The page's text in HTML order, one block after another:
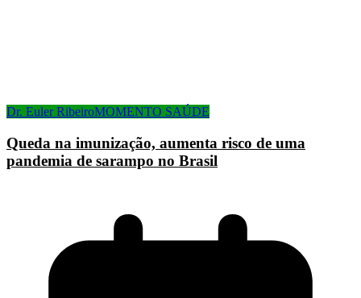
Dr. Euler RibeiroMOMENTO SAÚDE
Queda na imunização, aumenta risco de uma
pandemia de sarampo no Brasil